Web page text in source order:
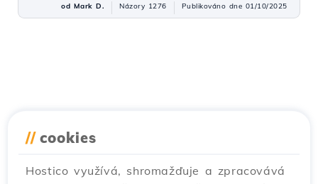
od Mark D. Názory 1276 Publikováno dne 01/10/2025
// cookies
Hostico využívá, shromažďuje a zpracovává